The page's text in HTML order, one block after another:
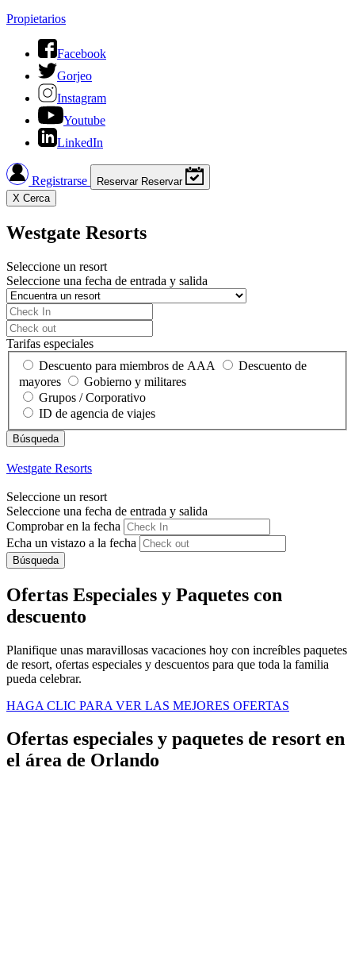
Propietarios
Facebook
Gorjeo
Instagram
Youtube
LinkedIn
Registrarse Reservar Reservar
X Cerca
Westgate Resorts
Seleccione un resort
Seleccione una fecha de entrada y salida
Tarifas especiales
Descuento para miembros de AAA
Descuento de
mayores
Gobierno y militares
Grupos / Corporativo
ID de agencia de viajes
Westgate Resorts
Seleccione un resort
Seleccione una fecha de entrada y salida
Comprobar en la fecha
Echa un vistazo a la fecha
Búsqueda
Ofertas Especiales y Paquetes con
descuento
Planifique unas maravillosas vacaciones hoy con increíbles paquetes
de resort, ofertas especiales y descuentos para que toda la familia
pueda celebrar.
HAGA CLIC PARA VER LAS MEJORES OFERTAS
Ofertas especiales y paquetes de resort en
el área de Orlando